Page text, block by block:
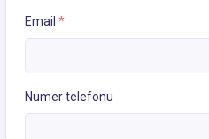
Email *
Numer telefonu